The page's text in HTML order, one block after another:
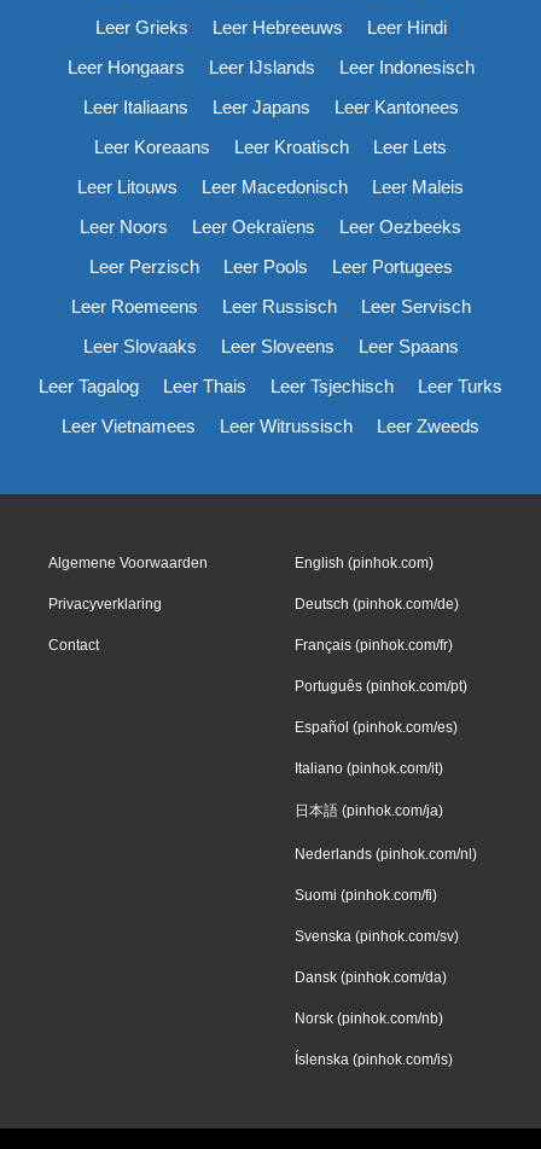
Leer Grieks
Leer Hebreeuws
Leer Hindi
Leer Hongaars
Leer IJslands
Leer Indonesisch
Leer Italiaans
Leer Japans
Leer Kantonees
Leer Koreaans
Leer Kroatisch
Leer Lets
Leer Litouws
Leer Macedonisch
Leer Maleis
Leer Noors
Leer Oekraïens
Leer Oezbeeks
Leer Perzisch
Leer Pools
Leer Portugees
Leer Roemeens
Leer Russisch
Leer Servisch
Leer Slovaaks
Leer Sloveens
Leer Spaans
Leer Tagalog
Leer Thais Leer Tsjechisch
Leer Turks
Leer Vietnamees
Leer Witrussisch Leer Zweeds
Algemene Voorwaarden
Privacyverklaring
Contact
English (pinhok.com)
Deutsch (pinhok.com/de)
Français (pinhok.com/fr)
Português (pinhok.com/pt)
Español (pinhok.com/es)
Italiano (pinhok.com/it)
日本語 (pinhok.com/ja)
Nederlands (pinhok.com/nl)
Suomi (pinhok.com/fi)
Svenska (pinhok.com/sv)
Dansk (pinhok.com/da)
Norsk (pinhok.com/nb)
Íslenska (pinhok.com/is)